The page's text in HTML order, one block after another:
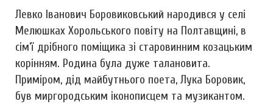
Левко Іванович Боровиковський народився у селі
Мелюшках Хорольського повіту на Полтавщині, в
сім’ї дрібного поміщика зі старовинним козацьким
корінням. Родина була дуже талановита.
Приміром, дід майбутнього поета, Лука Боровик,
був миргородським іконописцем та музикантом.